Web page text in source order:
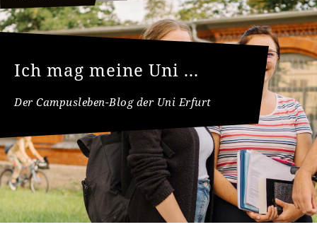
Ich mag meine Uni ...
Der Campusleben-Blog der Uni Erfurt